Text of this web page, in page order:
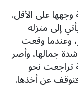
على الأقل.
إلى منزله
وعندما وقعت
جمالها، وأصر
تراجعت نحو
عن أخذها.